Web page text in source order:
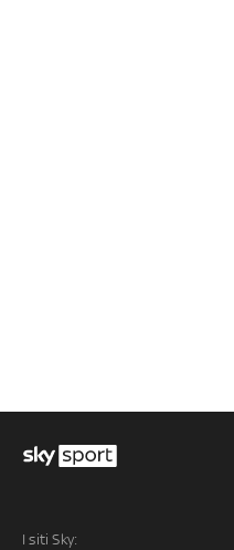
I siti Sky: